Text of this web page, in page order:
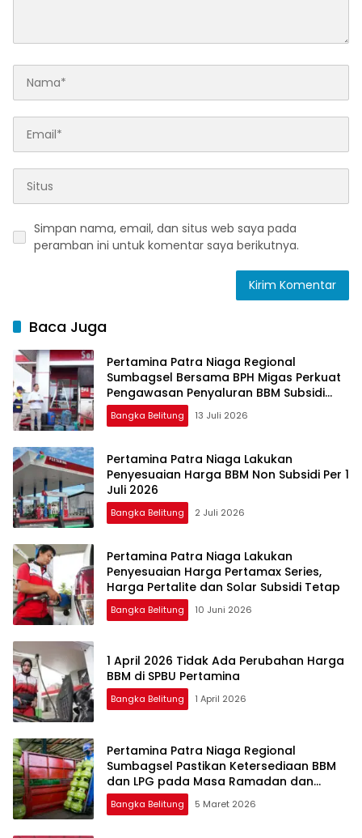
Simpan nama, email, dan situs web saya pada
peramban ini untuk komentar saya berikutnya.
Baca Juga
Pertamina Patra Niaga Regional
Sumbagsel Bersama BPH Migas Perkuat
Pengawasan Penyaluran BBM Subsidi
bagi Nelayan melalui Aplikasi XSTAR
Bangka Belitung 13 Juli 2026
Pertamina Patra Niaga Lakukan
Penyesuaian Harga BBM Non Subsidi Per 1
Juli 2026
Bangka Belitung 2 Juli 2026
Pertamina Patra Niaga Lakukan
Penyesuaian Harga Pertamax Series,
Harga Pertalite dan Solar Subsidi Tetap
Bangka Belitung 10 Juni 2026
1 April 2026 Tidak Ada Perubahan Harga
BBM di SPBU Pertamina
Bangka Belitung 1 April 2026
Pertamina Patra Niaga Regional
Sumbagsel Pastikan Ketersediaan BBM
dan LPG pada Masa Ramadan dan
Menjelang Idulfitri
Bangka Belitung 5 Maret 2026